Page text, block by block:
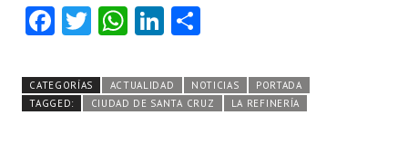
Fa
b
o
T
itt
er
W
ts
A
Li
e
dI
m
pa
CATEGORÍAS ACTUALIDAD NOTICIAS
PORTADA
TAGGED:
CIUDAD DE SANTA CRUZ LA REFINERÍA